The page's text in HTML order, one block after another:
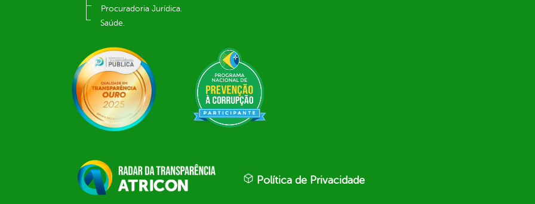
Procuradoria Jurídica.
Saúde.
Política de Privacidade